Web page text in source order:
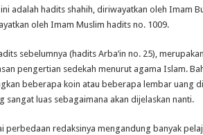
adalah hadits shahih, diriwayatkan oleh Imam
oleh Imam Muslim hadits no. 1009.
sebelumnya (hadits Arba’in no. 25),
pengertian sedekah menurut agama Islam.
beberapa koin atau beberapa lembar uang
sangat luas sebagaimana akan dijelaskan nanti.
perbedaan redaksinya mengandung banyak